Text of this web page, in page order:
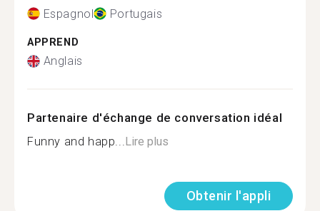
Espagnol Portugais
APPREND
Anglais
Partenaire d'échange de conversation idéal
Funny and happ...Lire plus
Obtenir l'appli